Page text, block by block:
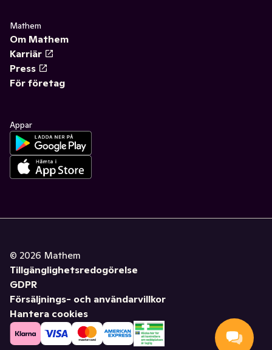
Mathem
Om Mathem
Karriär
Press
För företag
Appar
© 2026 Mathem
Tillgänglighetsredogörelse
GDPR
Försäljnings- och användarvillkor
Hantera cookies